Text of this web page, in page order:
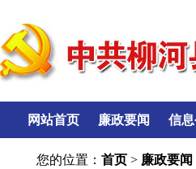
网站首页 廉政要闻 信
您的位置：首页 > 廉政要闻